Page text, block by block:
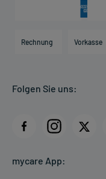
Arzneimittelinformationen
Direktabrechnung PKV
AGB
Datenschutz
Rückgabe/Widerruf
Rechnung Vorkasse
Folgen Sie uns:
mycare App: